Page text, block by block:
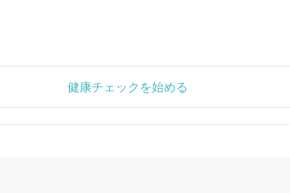
健康チェックを始める